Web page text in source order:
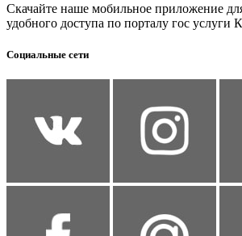
Скачайте наше мобильное приложение
удобного доступа по порталу гос услуги
Социальные сети